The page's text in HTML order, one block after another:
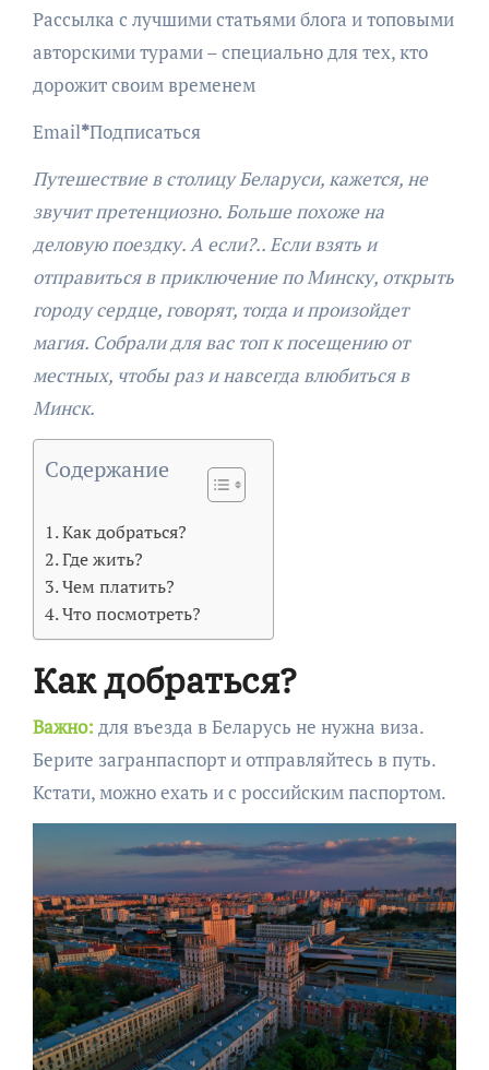
Рассылка с лучшими статьями блога и топовыми
авторскими турами – специально для тех, кто
дорожит своим временем
Email*Подписаться
Путешествие в столицу Беларуси, кажется, не
звучит претенциозно. Больше похоже на
деловую поездку. А если?.. Если взять и
отправиться в приключение по Минску, открыть
городу сердце, говорят, тогда и произойдет
магия. Собрали для вас топ к посещению от
местных, чтобы раз и навсегда влюбиться в
Минск.
Содержание
Как добраться?
Где жить?
Чем платить?
Что посмотреть?
Как добраться?
Важно: для въезда в Беларусь не нужна виза.
Берите загранпаспорт и отправляйтесь в путь.
Кстати, можно ехать и с российским паспортом.